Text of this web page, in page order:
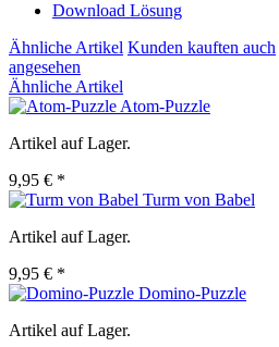
Download Lösung
Ähnliche Artikel Kunden kauften auch
angesehen
Ähnliche Artikel
Atom-Puzzle
Artikel auf Lager.
9,95 € *
Turm von Babel
Artikel auf Lager.
9,95 € *
Domino-Puzzle
Artikel auf Lager.